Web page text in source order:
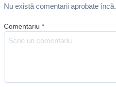
Nu există comentarii aprobate încă.
Comentariu *